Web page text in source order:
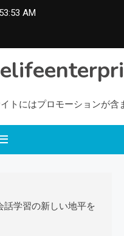
AM
トにはプロモーションが含
話学習の新しい地平を